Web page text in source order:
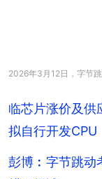
2026年3月12日，字节
临芯片涨价及
拟自行开发CPU
彭博︰字节跳